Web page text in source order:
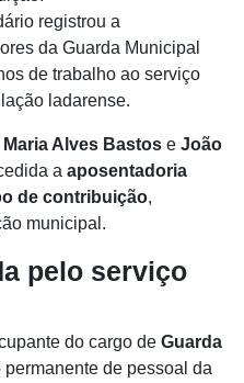
registrou a
da Guarda Municipal
de trabalho ao serviço
ladarense.
Alves Bastos e João
a aposentadoria
de contribuição,
municipal.
pelo serviço
do cargo de Guarda
permanente de pessoal da